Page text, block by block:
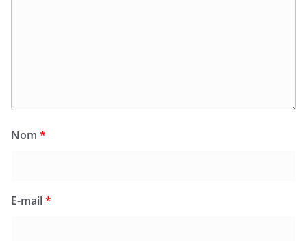
Nom *
E-mail*